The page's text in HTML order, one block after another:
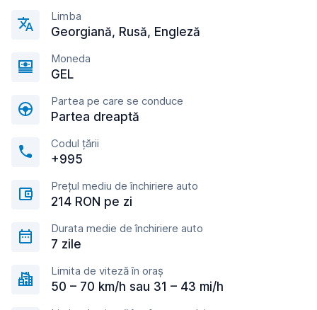
Limba
Georgiană, Rusă, Engleză
Moneda
GEL
Partea pe care se conduce
Partea dreaptă
Codul țării
+995
Prețul mediu de închiriere auto
214 RON pe zi
Durata medie de închiriere auto
7 zile
Limita de viteză în oraș
50 – 70 km/h sau 31 – 43 mi/h